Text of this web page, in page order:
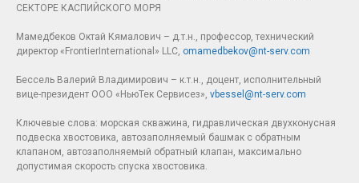
СЕКТОРЕ КАСПИЙСКОГО МОРЯ
Мамедбеков Октай Кямалович – д.т.н., профессор, технический
директор «FrontierInternational» LLC, omamedbekov@nt-serv.com
Бессель Валерий Владимирович – к.т.н., доцент, исполнительный
вице-президент ООО «НьюТек Сервисез», vbessel@nt-serv.com
Ключевые слова: морская скважина, гидравлическая двухконусная
подвеска хвостовика, автозаполняемый башмак с обратным
клапаном, автозаполняемый обратный клапан, максимально
допустимая скорость спуска хвостовика.